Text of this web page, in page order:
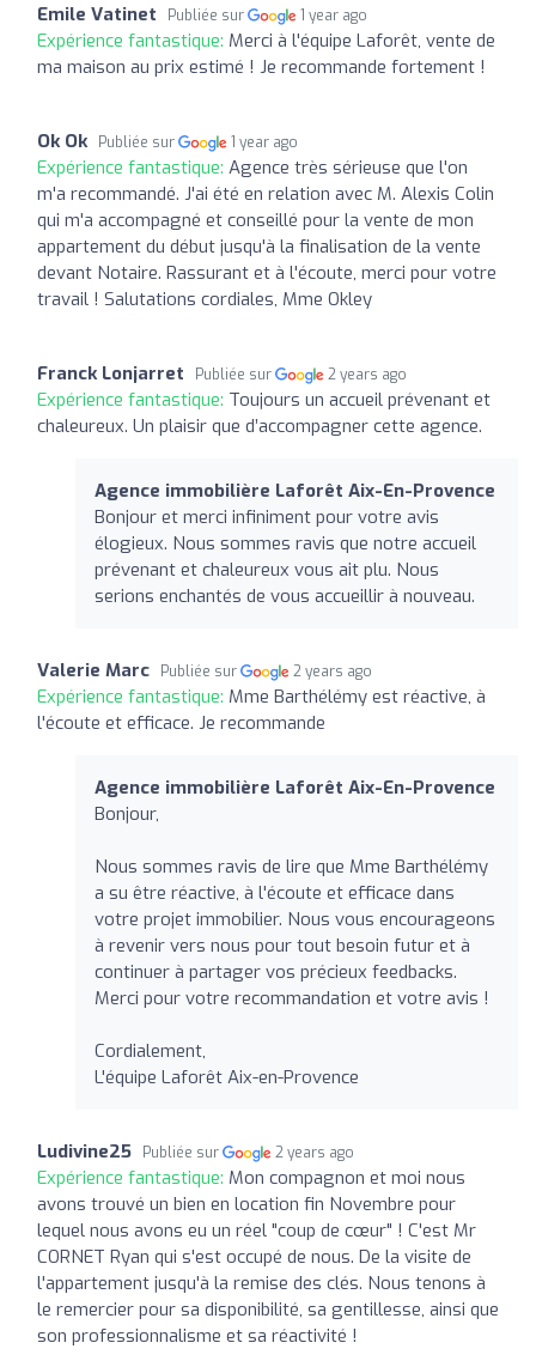
Emile Vatinet Publiée sur 1 year ago
Expérience fantastique: Merci à l'équipe Laforêt, vente de
ma maison au prix estimé ! Je recommande fortement !
Ok Ok Publiée sur 1 year ago
Expérience fantastique: Agence très sérieuse que l'on
m'a recommandé. J'ai été en relation avec M. Alexis Colin
qui m'a accompagné et conseillé pour la vente de mon
appartement du début jusqu'à la finalisation de la vente
devant Notaire. Rassurant et à l'écoute, merci pour votre
travail ! Salutations cordiales, Mme Okley
Franck Lonjarret Publiée sur 2 years ago
Expérience fantastique: Toujours un accueil prévenant et
chaleureux. Un plaisir que d’accompagner cette agence.
Agence immobilière Laforêt Aix-En-Provence
Bonjour et merci infiniment pour votre avis
élogieux. Nous sommes ravis que notre accueil
prévenant et chaleureux vous ait plu. Nous
serions enchantés de vous accueillir à nouveau.
Valerie Marc Publiée sur 2 years ago
Expérience fantastique: Mme Barthélémy est réactive, à
l'écoute et efficace. Je recommande
Agence immobilière Laforêt Aix-En-Provence
Bonjour,
Nous sommes ravis de lire que Mme Barthélémy
a su être réactive, à l'écoute et efficace dans
votre projet immobilier. Nous vous encourageons
à revenir vers nous pour tout besoin futur et à
continuer à partager vos précieux feedbacks.
Merci pour votre recommandation et votre avis !
Cordialement,
L'équipe Laforêt Aix-en-Provence
Ludivine25 Publiée sur 2 years ago
Expérience fantastique: Mon compagnon et moi nous
avons trouvé un bien en location fin Novembre pour
lequel nous avons eu un réel "coup de cœur" ! C'est Mr
CORNET Ryan qui s'est occupé de nous. De la visite de
l'appartement jusqu'à la remise des clés. Nous tenons à
le remercier pour sa disponibilité, sa gentillesse, ainsi que
son professionnalisme et sa réactivité !